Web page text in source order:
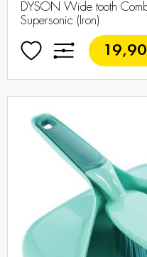
DYSON Wide tooth
Supersonic (Iron)